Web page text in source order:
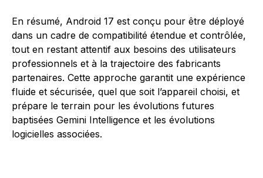
En résumé, Android 17 est conçu pour être déployé
dans un cadre de compatibilité étendue et contrôlée,
tout en restant attentif aux besoins des utilisateurs
professionnels et à la trajectoire des fabricants
partenaires. Cette approche garantit une expérience
fluide et sécurisée, quel que soit l’appareil choisi, et
prépare le terrain pour les évolutions futures
baptisées Gemini Intelligence et les évolutions
logicielles associées.